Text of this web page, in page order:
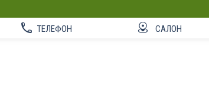
ТЕЛЕФОН САЛОН